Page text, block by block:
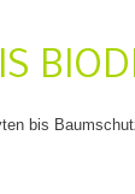
bis